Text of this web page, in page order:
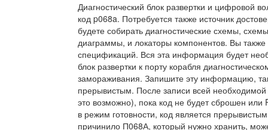
Диагностический блок развертки и цифровой
код p068a. Потребуется также источник
будете собирать диагностические схемы,
диаграммы, и локаторы компонентов. Вы
спецификаций. Вся эта информация будет
блок развертки к порту корабля
замораживания. Запишите эту информацию,
прерывистым. После записи всей
это возможно), пока код не будет сброшен
в режим готовности, код является
причинило П068А, который нужно хранить,